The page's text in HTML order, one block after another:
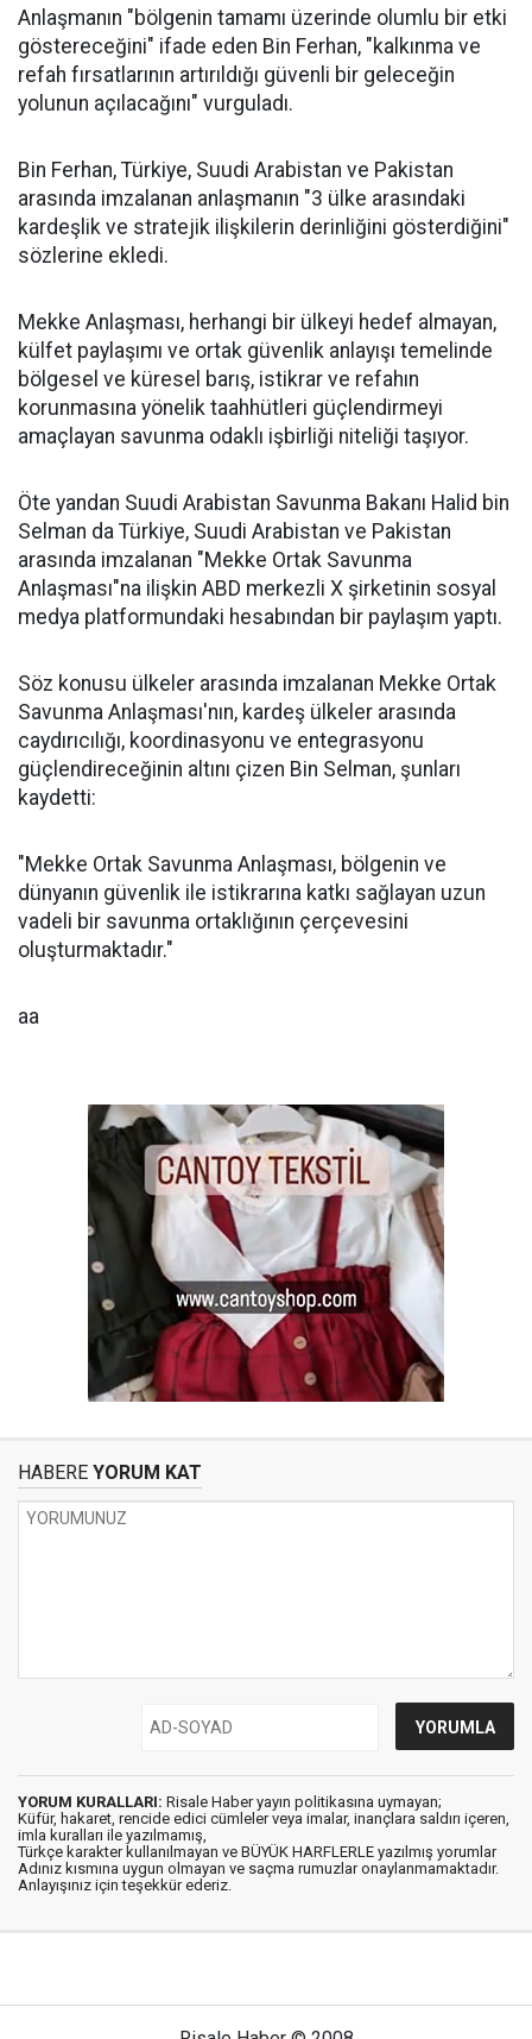
Anlaşmanın "bölgenin tamamı üzerinde olumlu bir etki
göstereceğini" ifade eden Bin Ferhan, "kalkınma ve
refah fırsatlarının artırıldığı güvenli bir geleceğin
yolunun açılacağını" vurguladı.
Bin Ferhan, Türkiye, Suudi Arabistan ve Pakistan
arasında imzalanan anlaşmanın "3 ülke arasındaki
kardeşlik ve stratejik ilişkilerin derinliğini gösterdiğini"
sözlerine ekledi.
Mekke Anlaşması, herhangi bir ülkeyi hedef almayan,
külfet paylaşımı ve ortak güvenlik anlayışı temelinde
bölgesel ve küresel barış, istikrar ve refahın
korunmasına yönelik taahhütleri güçlendirmeyi
amaçlayan savunma odaklı işbirliği niteliği taşıyor.
Öte yandan Suudi Arabistan Savunma Bakanı Halid bin
Selman da Türkiye, Suudi Arabistan ve Pakistan
arasında imzalanan "Mekke Ortak Savunma
Anlaşması"na ilişkin ABD merkezli X şirketinin sosyal
medya platformundaki hesabından bir paylaşım yaptı.
Söz konusu ülkeler arasında imzalanan Mekke Ortak
Savunma Anlaşması'nın, kardeş ülkeler arasında
caydırıcılığı, koordinasyonu ve entegrasyonu
güçlendireceğinin altını çizen Bin Selman, şunları
kaydetti:
"Mekke Ortak Savunma Anlaşması, bölgenin ve
dünyanın güvenlik ile istikrarına katkı sağlayan uzun
vadeli bir savunma ortaklığının çerçevesini
oluşturmaktadır."
aa
HABERE YORUM KAT
YORUM KURALLARI: Risale Haber yayın politikasına uymayan;
Küfür, hakaret, rencide edici cümleler veya imalar, inançlara saldırı içeren,
imla kuralları ile yazılmamış,
Türkçe karakter kullanılmayan ve BÜYÜK HARFLERLE yazılmış yorumlar
Adınız kısmına uygun olmayan ve saçma rumuzlar onaylanmamaktadır.
Anlayışınız için teşekkür ederiz.